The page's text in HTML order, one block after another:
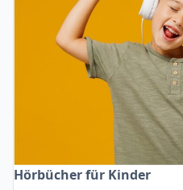
Hörbücher für Kinder